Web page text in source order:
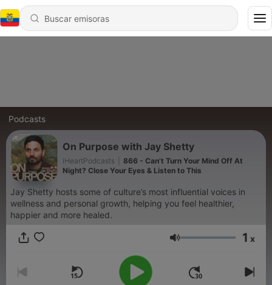
Podcasts
On Purpose with Jay Shetty
iHeartPodcasts
866 - Can’t Turn Your Mind Off At
Night? Close Your Eyes & Listen to This
Jay Shetty hosts some of culture’s most influential voices in
wellness and personal growth, helping you feel healthier,
happier and more healed.
Volumen 1 x